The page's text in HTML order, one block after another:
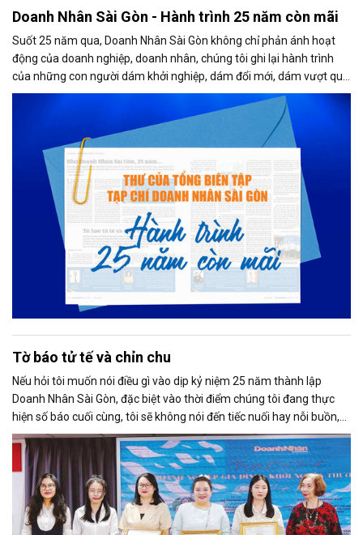
Doanh Nhân Sài Gòn - Hành trình 25 năm còn mãi
Suốt 25 năm qua, Doanh Nhân Sài Gòn không chỉ phản ánh hoạt
động của doanh nghiệp, doanh nhân, chúng tôi ghi lại hành trình
của những con người dám khởi nghiệp, dám đổi mới, dám vượt qua
thất bại để tạo dựng giá trị cho xã hội...
Tờ báo tử tế và chỉn chu
Nếu hỏi tôi muốn nói điều gì vào dịp kỷ niệm 25 năm thành lập
Doanh Nhân Sài Gòn, đặc biệt vào thời điểm chúng tôi đang thực
hiện số báo cuối cùng, tôi sẽ không nói đến tiếc nuối hay nỗi buồn,
thay vào đó là niềm tự hào. Bởi khi nghĩ về Doanh Nhân Sài Gòn, tôi
luôn nghĩ đó là một tờ báo “tử tế, chỉn chu”. Những điều tưởng như
rất bình thường ấy đã nuôi dưỡng tôi suốt 25 năm làm nghề. Và có
lẽ sẽ còn theo tôi đến hết cuộc đời cầm bút.